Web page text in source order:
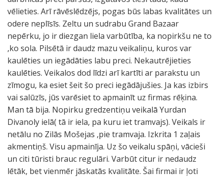
vēlieties. Arī rāvēslēdzējs, pogas būs labas kvalitātes un
odere neplīsīs. Zeltu un sudrabu Grand Bazaar
nepērku, jo ir diezgan liela varbūtība, ka nopirkšu ne to
,ko sola. Pilsētā ir daudz mazu veikaliņu, kuros var
kaulēties un iegādāties labu preci. Nekautrējieties
kaulēties. Veikalos dod līdzi arī kartīti ar parakstu un
zīmogu, ka esiet šeit šo preci iegādājušies. Ja kas izbirs
vai salūzīs, jūs varēsiet to apmainīt uz firmas rēķina.
Man tā bija. Nopirku gredzentiņu veikalā Yurdan
Divanoly ielā( tā ir iela, pa kuru iet tramvajs). Veikals ir
netālu no Zilās Mošejas ,pie tramvaja. Izkrita 1 zaļais
akmentiņš. Visu apmainīja. Uz šo veikalu spāņi, vācieši
un citi tūristi brauc regulāri. Varbūt citur ir nedaudz
lētāk, bet vienmēr jāskatās kvalitāte. Šai firmai ir ļoti